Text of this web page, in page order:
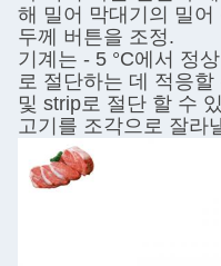
해 밀어 막대기의 밀
두께 버튼을 조정.
기계는 - 5 °C에서 정
로 절단하는 데 적응
및 strip로 절단 할 수
고기를 조각으로 잘라